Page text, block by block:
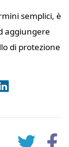
semplici, è
aggiungere
di protezione